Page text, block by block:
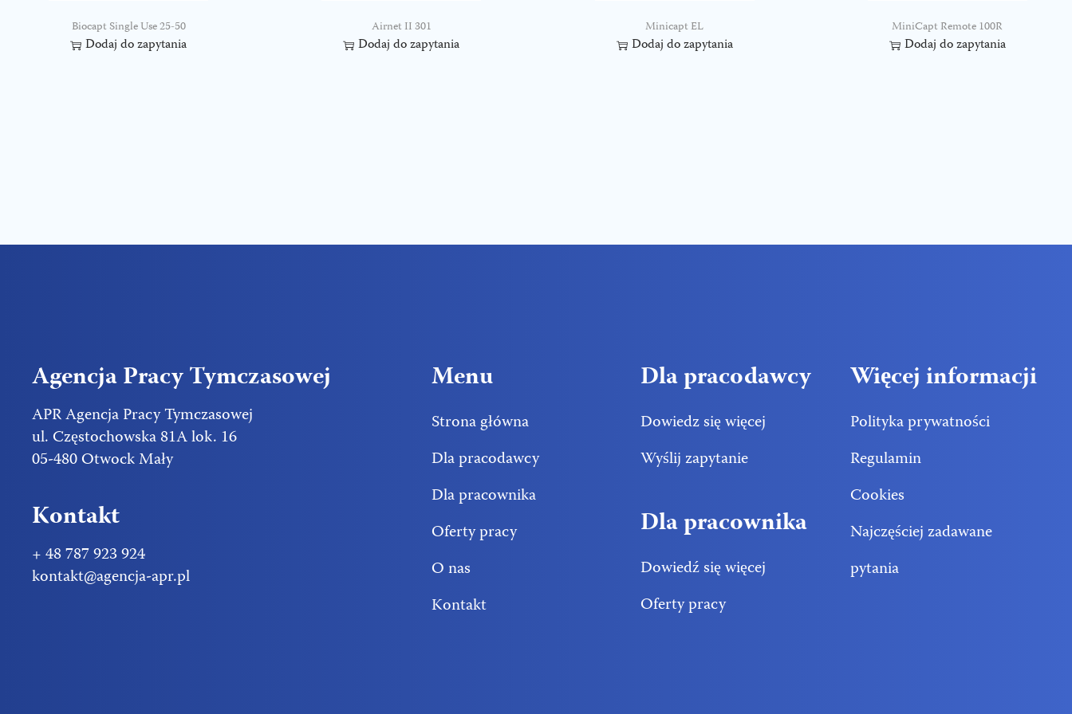
Biocapt Single Use 25-50
Dodaj do zapytania
Airnet II 301
Dodaj do zapytania
Minicapt EL
Dodaj do zapytania
MiniCapt Remote 100R
Dodaj do zapytania
Agencja Pracy Tymczasowej
APR Agencja Pracy Tymczasowej
ul. Częstochowska 81A lok. 16
05-480 Otwock Mały
Kontakt
+ 48 787 923 924
kontakt@agencja-apr.pl
Menu
Strona główna
Dla pracodawcy
Dla pracownika
Oferty pracy
O nas
Kontakt
Dla pracodawcy
Dowiedz się więcej
Wyślij zapytanie
Dla pracownika
Dowiedź się więcej
Oferty pracy
Więcej informacji
Polityka prywatności
Regulamin
Cookies
Najczęściej zadawane
pytania